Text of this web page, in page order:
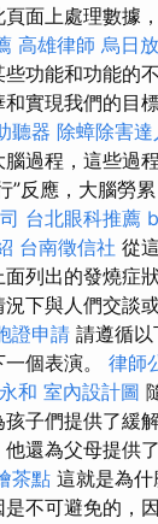
面上處理數據
高雄律師 烏日
些功能和功能的
實現我們的目
聽器 除蟑除害達
過程，這些過
”反應，大腦勞
台北眼科推薦
台南徵信社 從
列出的發燒症
下與人們交談
證申請 請遵循以
個表演。 律師
和 室內設計圖
子們提供了緩
還為父母提供
茶點 這就是為
不可避免的，